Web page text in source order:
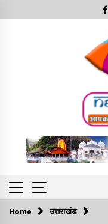
to
Trending Now
Home उत्तराखंड